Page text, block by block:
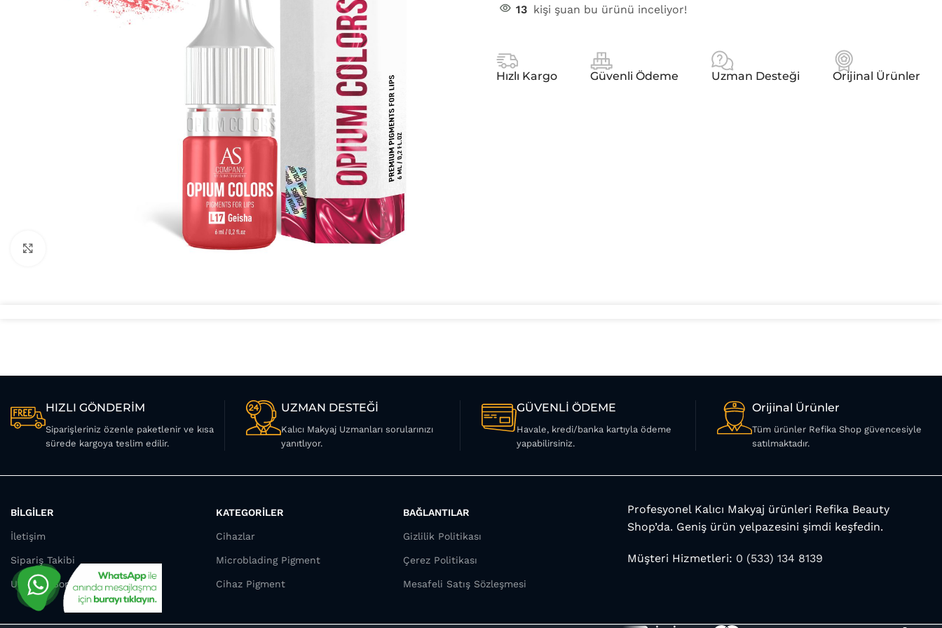
13 kişi şuan bu ürünü inceliyor!
Hızlı Kargo Güvenli Ödeme Uzman Desteği Orijinal Ürünler
HIZLI GÖNDERİM
Siparişleriniz özenle paketlenir ve kısa
sürede kargoya teslim edilir.
UZMAN DESTEĞİ
Kalıcı Makyaj Uzmanları sorularınızı
yanıtlıyor.
GÜVENLİ ÖDEME
Havale, kredi/banka kartıyla ödeme
yapabilirsiniz.
Orijinal Ürünler
Tüm ürünler Refika Shop güvencesiyle
satılmaktadır.
BİLGİLER
İletişim
Sipariş Takibi
Uzmana Sor
KATEGORİLER
Cihazlar
Microblading Pigment
Cihaz Pigment
BAĞLANTILAR
Gizlilik Politikası
Çerez Politikası
Mesafeli Satış Sözleşmesi
Profesyonel Kalıcı Makyaj ürünleri Refika Beauty
Shop’da. Geniş ürün yelpazesini şimdi keşfedin.
Müşteri Hizmetleri: 0 (533) 134 8139